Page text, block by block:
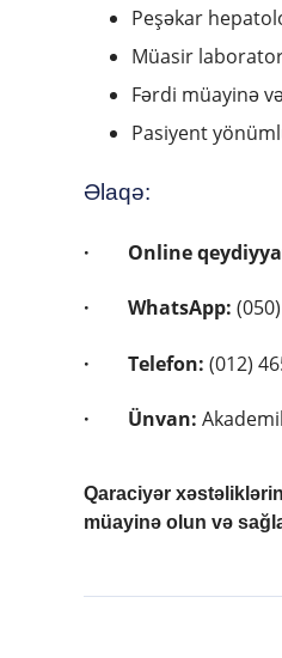
Peşəkar
Müasir
Fərdi müayinə
Pasiyent
Əlaqə:
· Online
· WhatsApp:
· Telefon: (012)
· Ünvan:
Qaraciyər
müayinə olun və